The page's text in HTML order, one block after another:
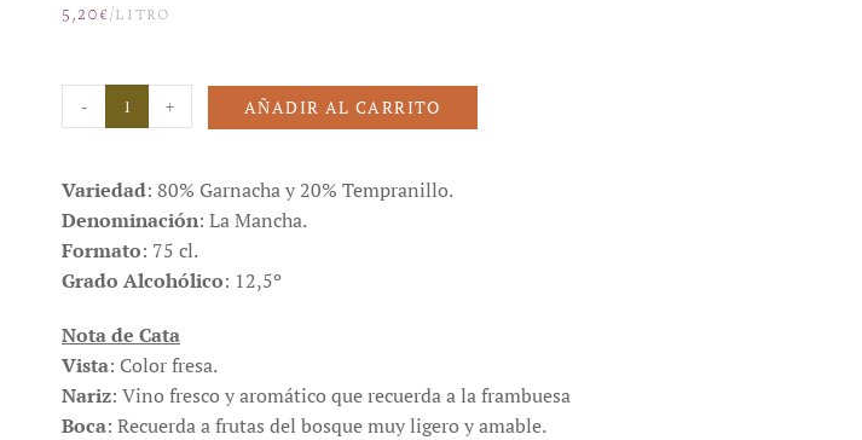
5,20€/litro
- + AÑADIR AL CARRITO
Variedad: 80% Garnacha y 20% Tempranillo.
Denominación: La Mancha.
Formato: 75 cl.
Grado Alcohólico: 12,5º
Nota de Cata
Vista: Color fresa.
Nariz: Vino fresco y aromático que recuerda a la frambuesa
Boca: Recuerda a frutas del bosque muy ligero y amable.